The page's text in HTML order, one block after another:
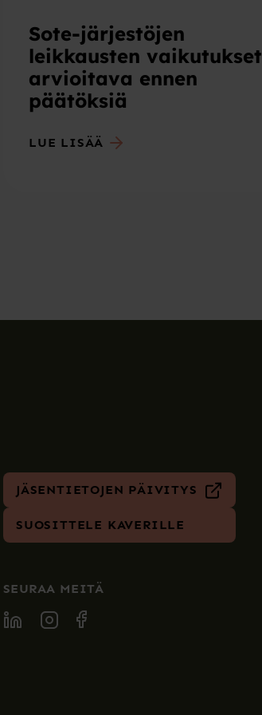
Sote-järjestöjen
leikkausten vaikutukset
arvioitava ennen
päätöksiä
LUE LISÄÄ
JÄSENTIETOJEN PÄIVITYS
SUOSITTELE KAVERILLE
SEURAA MEITÄ
SPECIA LINKEDIN
SPECIA INSTAGRAM
SPECIA FACEBOOK